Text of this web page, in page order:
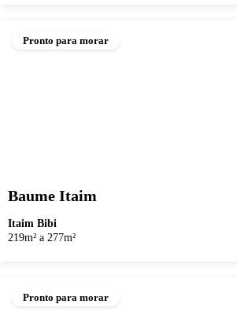
Pronto para morar
Baume Itaim
Itaim Bibi
219m² a 277m²
Pronto para morar